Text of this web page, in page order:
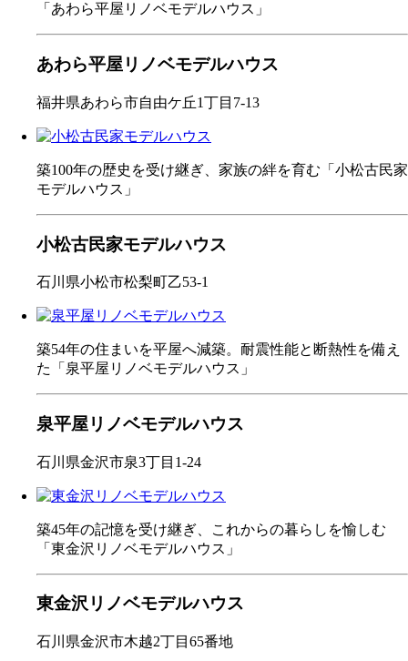
「あわら平屋リノベモデルハウス」
あわら平屋リノベモデルハウス
福井県あわら市自由ケ丘1丁目7-13
築100年の歴史を受け継ぎ、家族の絆を育む「小松古民家
モデルハウス」
小松古民家モデルハウス
石川県小松市松梨町乙53-1
築54年の住まいを平屋へ減築。耐震性能と断熱性を備え
た「泉平屋リノベモデルハウス」
泉平屋リノベモデルハウス
石川県金沢市泉3丁目1-24
築45年の記憶を受け継ぎ、これからの暮らしを愉しむ
「東金沢リノベモデルハウス」
東金沢リノベモデルハウス
石川県金沢市木越2丁目65番地